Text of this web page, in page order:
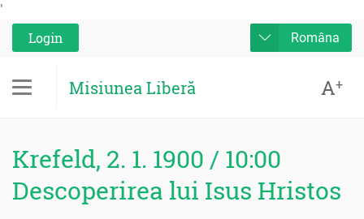
'
Login
Româna
Misiunea Liberă A+
Krefeld, 2. 1. 1900 / 10:00
Descoperirea lui Isus Hristos